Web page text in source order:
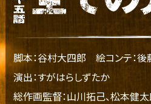
脚本：谷村大四郎絵コンテ：
演出：すがはらしずたか
総作画監督：山川拓己、松本健